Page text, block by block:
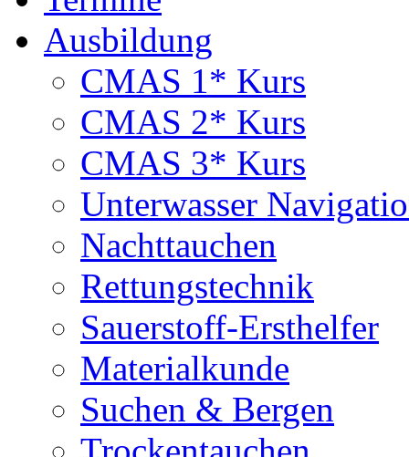
Ausbildung
CMAS 1* Kurs
CMAS 2* Kurs
CMAS 3* Kurs
Unterwasser
Nachttauchen
Rettungstechnik
Sauerstoff-Ersthelfer
Materialkunde
Suchen & Bergen